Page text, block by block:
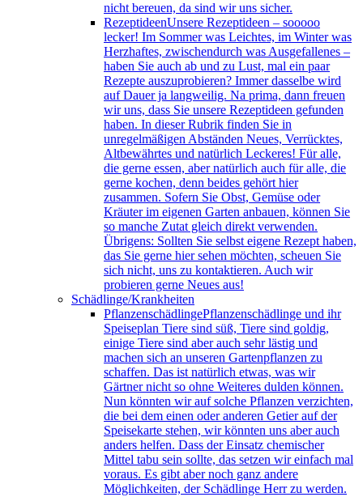
nicht bereuen, da sind wir uns sicher.
RezeptideenUnsere Rezeptideen – sooooo
lecker! Im Sommer was Leichtes, im Winter was
Herzhaftes, zwischendurch was Ausgefallenes –
haben Sie auch ab und zu Lust, mal ein paar
Rezepte auszuprobieren? Immer dasselbe wird
auf Dauer ja langweilig. Na prima, dann freuen
wir uns, dass Sie unsere Rezeptideen gefunden
haben. In dieser Rubrik finden Sie in
unregelmäßigen Abständen Neues, Verrücktes,
Altbewährtes und natürlich Leckeres! Für alle,
die gerne essen, aber natürlich auch für alle, die
gerne kochen, denn beides gehört hier
zusammen. Sofern Sie Obst, Gemüse oder
Kräuter im eigenen Garten anbauen, können Sie
so manche Zutat gleich direkt verwenden.
Übrigens: Sollten Sie selbst eigene Rezept haben,
das Sie gerne hier sehen möchten, scheuen Sie
sich nicht, uns zu kontaktieren. Auch wir
probieren gerne Neues aus!
Schädlinge/Krankheiten
PflanzenschädlingePflanzenschädlinge und ihr
Speiseplan Tiere sind süß, Tiere sind goldig,
einige Tiere sind aber auch sehr lästig und
machen sich an unseren Gartenpflanzen zu
schaffen. Das ist natürlich etwas, was wir
Gärtner nicht so ohne Weiteres dulden können.
Nun könnten wir auf solche Pflanzen verzichten,
die bei dem einen oder anderen Getier auf der
Speisekarte stehen, wir könnten uns aber auch
anders helfen. Dass der Einsatz chemischer
Mittel tabu sein sollte, das setzen wir einfach mal
voraus. Es gibt aber noch ganz andere
Möglichkeiten, der Schädlinge Herr zu werden.